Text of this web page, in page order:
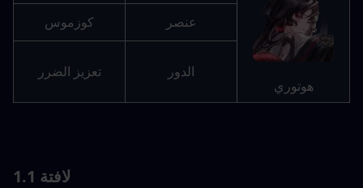
هوتوري
عنصر
كوزموس
الدور تعزيز الضرر
لافتة 1.1